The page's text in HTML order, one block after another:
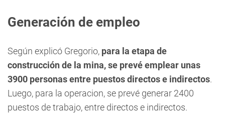
Generación de empleo
Según explicó Gregorio, para la etapa de
construcción de la mina, se prevé emplear unas
3900 personas entre puestos directos e indirectos.
Luego, para la operacion, se prevé generar 2400
puestos de trabajo, entre directos e indirectos.